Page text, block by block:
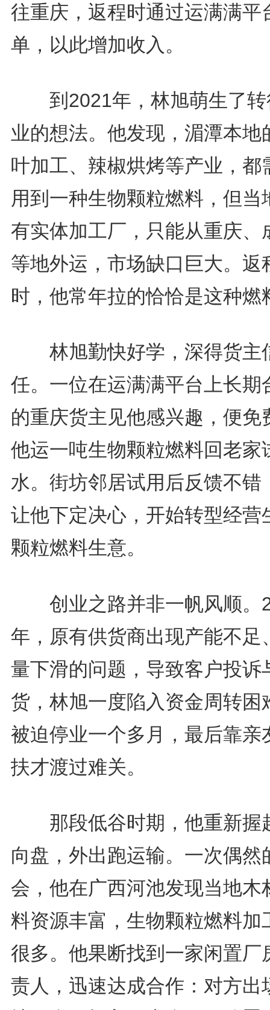
往重庆，返程时通过运满满平
单，以此增加收入。
到2021年，林旭萌生了转
业的想法。他发现，湄潭本地
叶加工、辣椒烘烤等产业，都
用到一种生物颗粒燃料，但当
有实体加工厂，只能从重庆、
等地外运，市场缺口巨大。返
时，他常年拉的恰恰是这种燃
林旭勤快好学，深得货主
任。一位在运满满平台上长期
的重庆货主见他感兴趣，便免
他运一吨生物颗粒燃料回老家
水。街坊邻居试用后反馈不错
让他下定决心，开始转型经营
颗粒燃料生意。
创业之路并非一帆风顺。
年，原有供货商出现产能不足
量下滑的问题，导致客户投诉
货，林旭一度陷入资金周转困
被迫停业一个多月，最后靠亲
扶才渡过难关。
那段低谷时期，他重新握
向盘，外出跑运输。一次偶然
会，他在广西河池发现当地木
料资源丰富，生物颗粒燃料加
很多。他果断找到一家闲置厂
责人，迅速达成合作：对方出